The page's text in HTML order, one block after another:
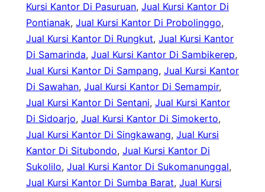
Kursi Kantor Di Pasuruan, Jual Kursi Kantor Di
Pontianak, Jual Kursi Kantor Di Probolinggo
Jual Kursi Kantor Di Rungkut, Jual Kursi Kantor
Di Samarinda, Jual Kursi Kantor Di Sambikerep
Jual Kursi Kantor Di Sampang, Jual Kursi Kantor
Di Sawahan, Jual Kursi Kantor Di Semampir
Jual Kursi Kantor Di Sentani, Jual Kursi Kantor
Di Sidoarjo, Jual Kursi Kantor Di Simokerto
Jual Kursi Kantor Di Singkawang, Jual Kursi
Kantor Di Situbondo, Jual Kursi Kantor Di
Sukolilo, Jual Kursi Kantor Di Sukomanunggal
Jual Kursi Kantor Di Sumba Barat, Jual Kursi